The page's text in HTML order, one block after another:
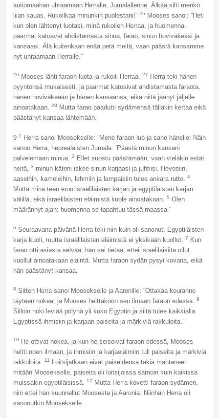
autiomaahan uhraamaan Herralle, Jumalallenne. Älkää silti menkö
liian kauas. Rukoilkaa minunkin puolestani!” 25
Mooses sanoi: ”Heti
kun olen lähtenyt luotasi, minä rukoilen Herraa, ja huomenna
paarmat katoavat ahdistamasta sinua, farao, sinun hoviväkeäsi ja
kansaasi. Älä kuitenkaan enää petä meitä, vaan päästä kansamme
nyt uhraamaan Herralle.”
26 Mooses lähti faraon luota ja rukoili Herraa. 27
Herra teki hänen
pyyntönsä mukaisesti, ja paarmat katosivat ahdistamasta faraota,
hänen hoviväkeään ja hänen kansaansa, eikä niitä jäänyt jäljelle
ainoatakaan. 28
Mutta farao paadutti sydämensä tälläkin kertaa eikä
päästänyt kansaa lähtemään.
9 1
Herra sanoi Moosekselle: ”Mene faraon luo ja sano hänelle: Näin
sanoo Herra, heprealaisten Jumala: ’Päästä minun kansani
palvelemaan minua. 2
Ellet suostu päästämään, vaan vieläkin estät
heitä, 3 minun käteni iskee sinun karjaasi ja juhtiisi. Hevosiin,
aaseihin, kameleihin, lehmiin ja lampaisiin tulee ankara rutto. 4
Mutta minä teen eron israelilaisten karjan ja egyptiläisten karjan
välillä, eikä israelilaisten eläimistä kuole ainoatakaan. 5 Olen
määrännyt ajan: huomenna se tapahtuu tässä maassa.'”
6 Seuraavana päivänä Herra teki niin kuin oli sanonut. Egyptiläisten
karja kuoli, mutta israelilaisten eläimistä ei yksikään kuollut. 7
Kun
farao otti asiasta selvää, hän sai tietää, ettei israelilaisilta ollut
kuollut ainoatakaan eläintä. Mutta faraon sydän pysyi kovana, eikä
hän päästänyt kansaa.
8 Sitten Herra sanoi Moosekselle ja Aaronille: ”Ottakaa kouranne
täyteen nokea, ja Mooses heittäköön sen ilmaan faraon edessä. 9
Silloin noki leviää pölynä yli koko Egyptin ja siitä tulee kaikkialla
Egyptissä ihmisiin ja karjaan paiseita ja märkiviä rakkuloita.”
10
He ottivat nokea, ja kun he seisoivat faraon edessä, Mooses
heitti noen ilmaan, ja ihmisiin ja karjaeläimiin tuli paiseita ja märkiviä
rakkuloita. 11
Loitsijatkaan eivät paiseidensa takia mahtaneet
mitään Moosekselle, paiseita oli loitsijoissa samoin kuin kaikissa
muissakin egyptiläisissä. 12
Mutta Herra kovetti faraon sydämen,
niin ettei hän kuunnellut Moosesta ja Aaronia. Niinhän Herra oli
sanonutkin Moosekselle.